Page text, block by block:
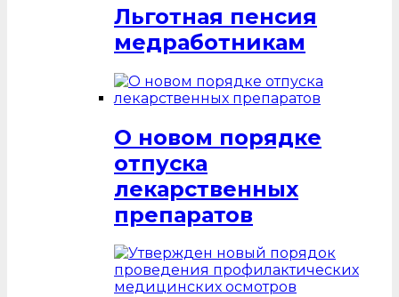
Льготная пенсия
медработникам
О новом порядке
отпуска
лекарственных
препаратов